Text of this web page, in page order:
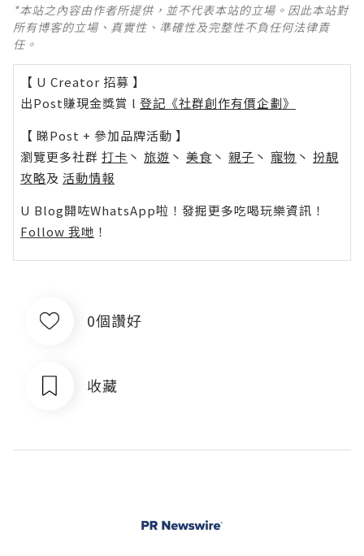
*本站之內容由作者所提供，並不代表本站的立場。因此本站對
所有博客的立場、真實性、準確性及完整性不負任何法律責
任。
【 U Creator 招募 】
出Post賺現金獎賞 l 登記《社群創作有價企劃》
【 睇Post + 參加品牌活動 】
瀏覽更多社群 打卡 丶 旅遊 丶 美食 丶 親子 丶 寵物 丶 扮靚
攻略及 活動情報
U Blog開咗WhatsApp啦！發掘更多吃喝玩樂資訊！
Follow 我哋 ！
0個讚好
收藏